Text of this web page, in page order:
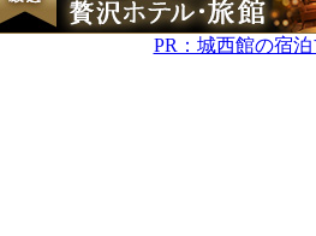
PR：城西館の宿